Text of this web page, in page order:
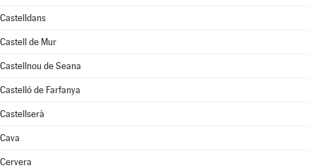
Castelldans
Castell de Mur
Castellnou de Seana
Castelló de Farfanya
Castellserà
Cava
Cervera